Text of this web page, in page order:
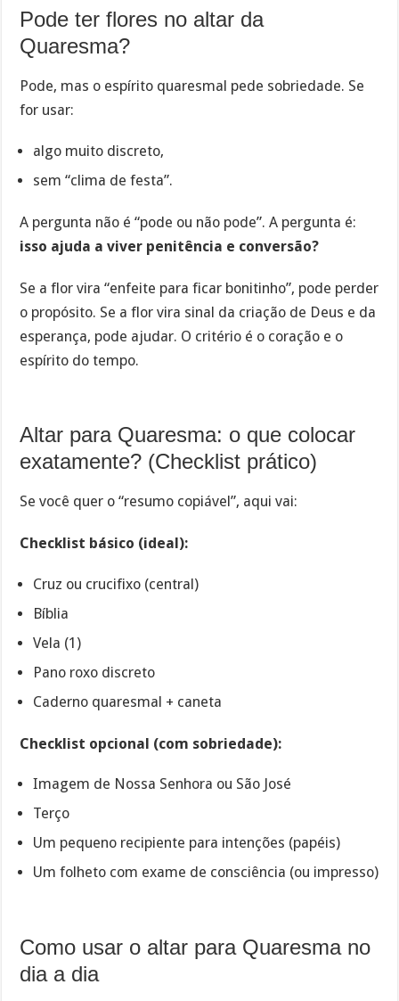
Pode ter flores no altar da
Quaresma?
Pode, mas o espírito quaresmal pede sobriedade. Se
for usar:
algo muito discreto,
sem “clima de festa”.
A pergunta não é “pode ou não pode”. A pergunta é:
isso ajuda a viver penitência e conversão?
Se a flor vira “enfeite para ficar bonitinho”, pode perder
o propósito. Se a flor vira sinal da criação de Deus e da
esperança, pode ajudar. O critério é o coração e o
espírito do tempo.
Altar para Quaresma: o que colocar
exatamente? (Checklist prático)
Se você quer o “resumo copiável”, aqui vai:
Checklist básico (ideal):
Cruz ou crucifixo (central)
Bíblia
Vela (1)
Pano roxo discreto
Caderno quaresmal + caneta
Checklist opcional (com sobriedade):
Imagem de Nossa Senhora ou São José
Terço
Um pequeno recipiente para intenções (papéis)
Um folheto com exame de consciência (ou impresso)
Como usar o altar para Quaresma no
dia a dia